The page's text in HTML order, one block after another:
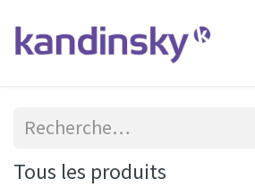
Tous les produits